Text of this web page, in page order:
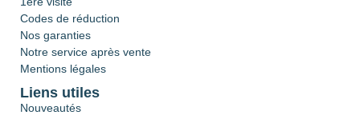
Codes de réduction
Nos garanties
Notre service après vente
Mentions légales
Liens utiles
Nouveautés